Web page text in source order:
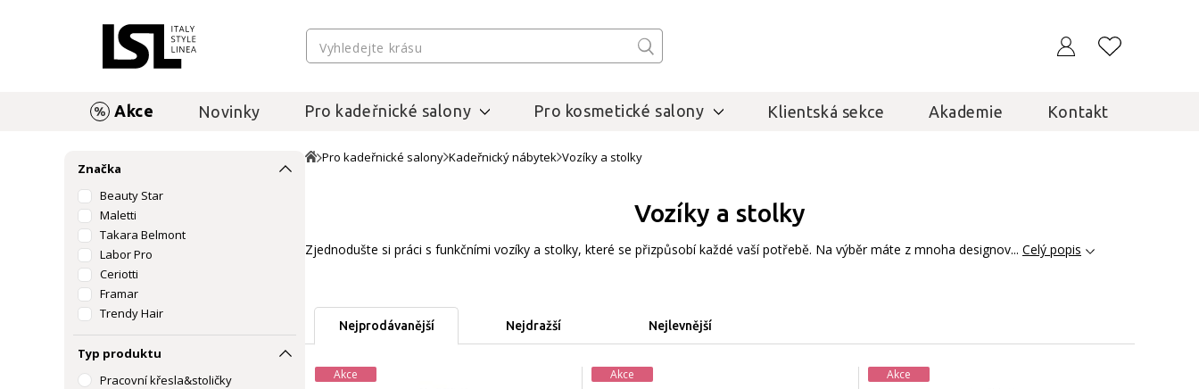
Akce Novinky Pro kadeřnické salony Pro kosmetické salony Klientská sekce Akademie Kontakt
Značka
Beauty Star
Maletti
Takara Belmont
Labor Pro
Ceriotti
Framar
Trendy Hair
Typ produktu
Pracovní křesla&stoličky
Pro kadeřnické salony Kadeřnický nábytek Vozíky a stolky
Vozíky a stolky
Zjednodušte si práci s funkčními vozíky a stolky, které se přizpůsobí každé vaší potřebě. Na výběr máte z mnoha designov... Celý popis
Nejprodávanější Nejdražší Nejlevnější
Akce Akce Akce